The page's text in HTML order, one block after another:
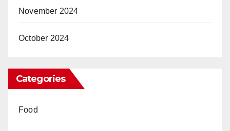
November 2024
October 2024
Categories
Food